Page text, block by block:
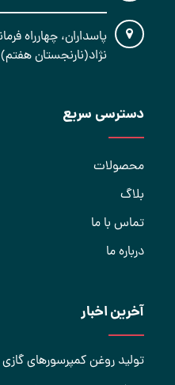
پاسداران، چهارراه
نژاد(نارنجستان هفتم)، پلاک 10،
دسترسی سریع
محصولات
بلاگ
تماس با ما
درباره ما
آخرین اخبار
تولید روغن کمپرسورهای گازی